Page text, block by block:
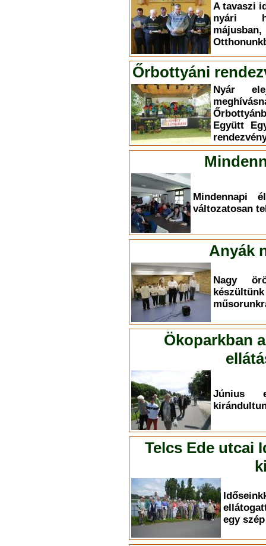
A tavaszi
nyári
Őrbottyáni
Nyár
Együtt
Mindennapi
változatosan
Anyák
Nagy
Ökoparkban
Június
Telcs Ede utcai
egy